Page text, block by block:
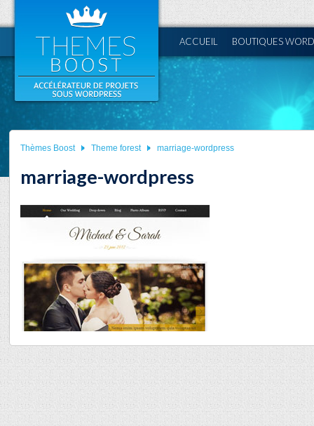
ACCUEIL BOUTIQUES
Thèmes Boost Theme forest marriage-wordpress
marriage-wordpress